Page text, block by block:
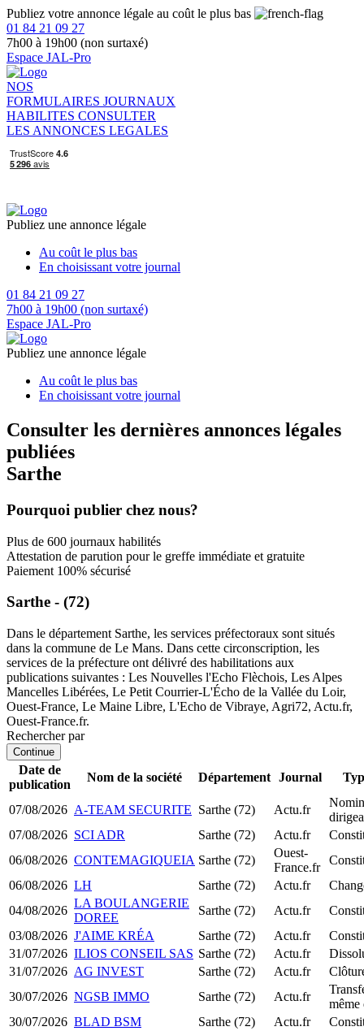
Publiez votre annonce légale au coût le plus bas
01 84 21 09 27
7h00 à 19h00 (non surtaxé)
Espace JAL-Pro
NOS
FORMULAIRES JOURNAUX
HABILITES CONSULTER
LES ANNONCES LEGALES
Publiez une annonce légale
Au coût le plus bas
En choisissant votre journal
01 84 21 09 27
7h00 à 19h00 (non surtaxé)
Espace JAL-Pro
Publiez une annonce légale
Au coût le plus bas
En choisissant votre journal
Consulter les dernières annonces légales
publiées
Sarthe
Pourquoi publier chez nous?
Plus de 600 journaux habilités
Attestation de parution pour le greffe immédiate et gratuite
Paiement 100% sécurisé
Sarthe - (72)
Dans le département Sarthe, les services préfectoraux sont situés
dans la commune de Le Mans. Dans cette circonscription, les
services de la préfecture ont délivré des habilitations aux
publications suivantes : Les Nouvelles l'Echo Flèchois, Les Alpes
Mancelles Libérées, Le Petit Courrier-L'Écho de la Vallée du Loir,
Ouest-France, Le Maine Libre, L'Echo de Vibraye, Agri72, Actu.fr,
Ouest-France.fr.
Rechercher par
Continue
Date de
publication
Nom de la société Département Journal
07/08/2026 A-TEAM SECURITE Sarthe (72) Actu.fr
07/08/2026 SCI ADR Sarthe (72) Actu.fr
06/08/2026 CONTEMAGIQUEIA Sarthe (72)
Ouest-
France.fr
06/08/2026 LH Sarthe (72) Actu.fr
04/08/2026
LA BOULANGERIE
DOREE
Sarthe (72) Actu.fr
03/08/2026 J'AIME KRÉA Sarthe (72) Actu.fr
31/07/2026 ILIOS CONSEIL SAS Sarthe (72) Actu.fr
31/07/2026 AG INVEST Sarthe (72) Actu.fr
30/07/2026 NGSB IMMO Sarthe (72) Actu.fr
même
30/07/2026 BLAD BSM Sarthe (72) Actu.fr